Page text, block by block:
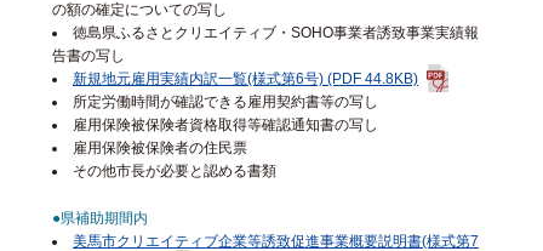
の額の確定についての写し
徳島県ふるさとクリエイティブ・SOHO事業者誘致事業実績報
告書の写し
新規地元雇用実績内訳一覧(様式第6号) (PDF 44.8KB)
所定労働時間が確認できる雇用契約書等の写し
雇用保険被保険者資格取得等確認通知書の写し
雇用保険被保険者の住民票
その他市長が必要と認める書類
●県補助期間内
美馬市クリエイティブ企業等誘致促進事業概要説明書(様式第7